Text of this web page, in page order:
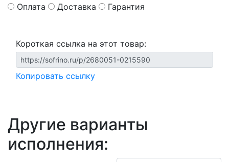
Оплата Доставка Гарантия
Короткая ссылка на этот товар:
Копировать ссылку
Другие варианты
исполнения: